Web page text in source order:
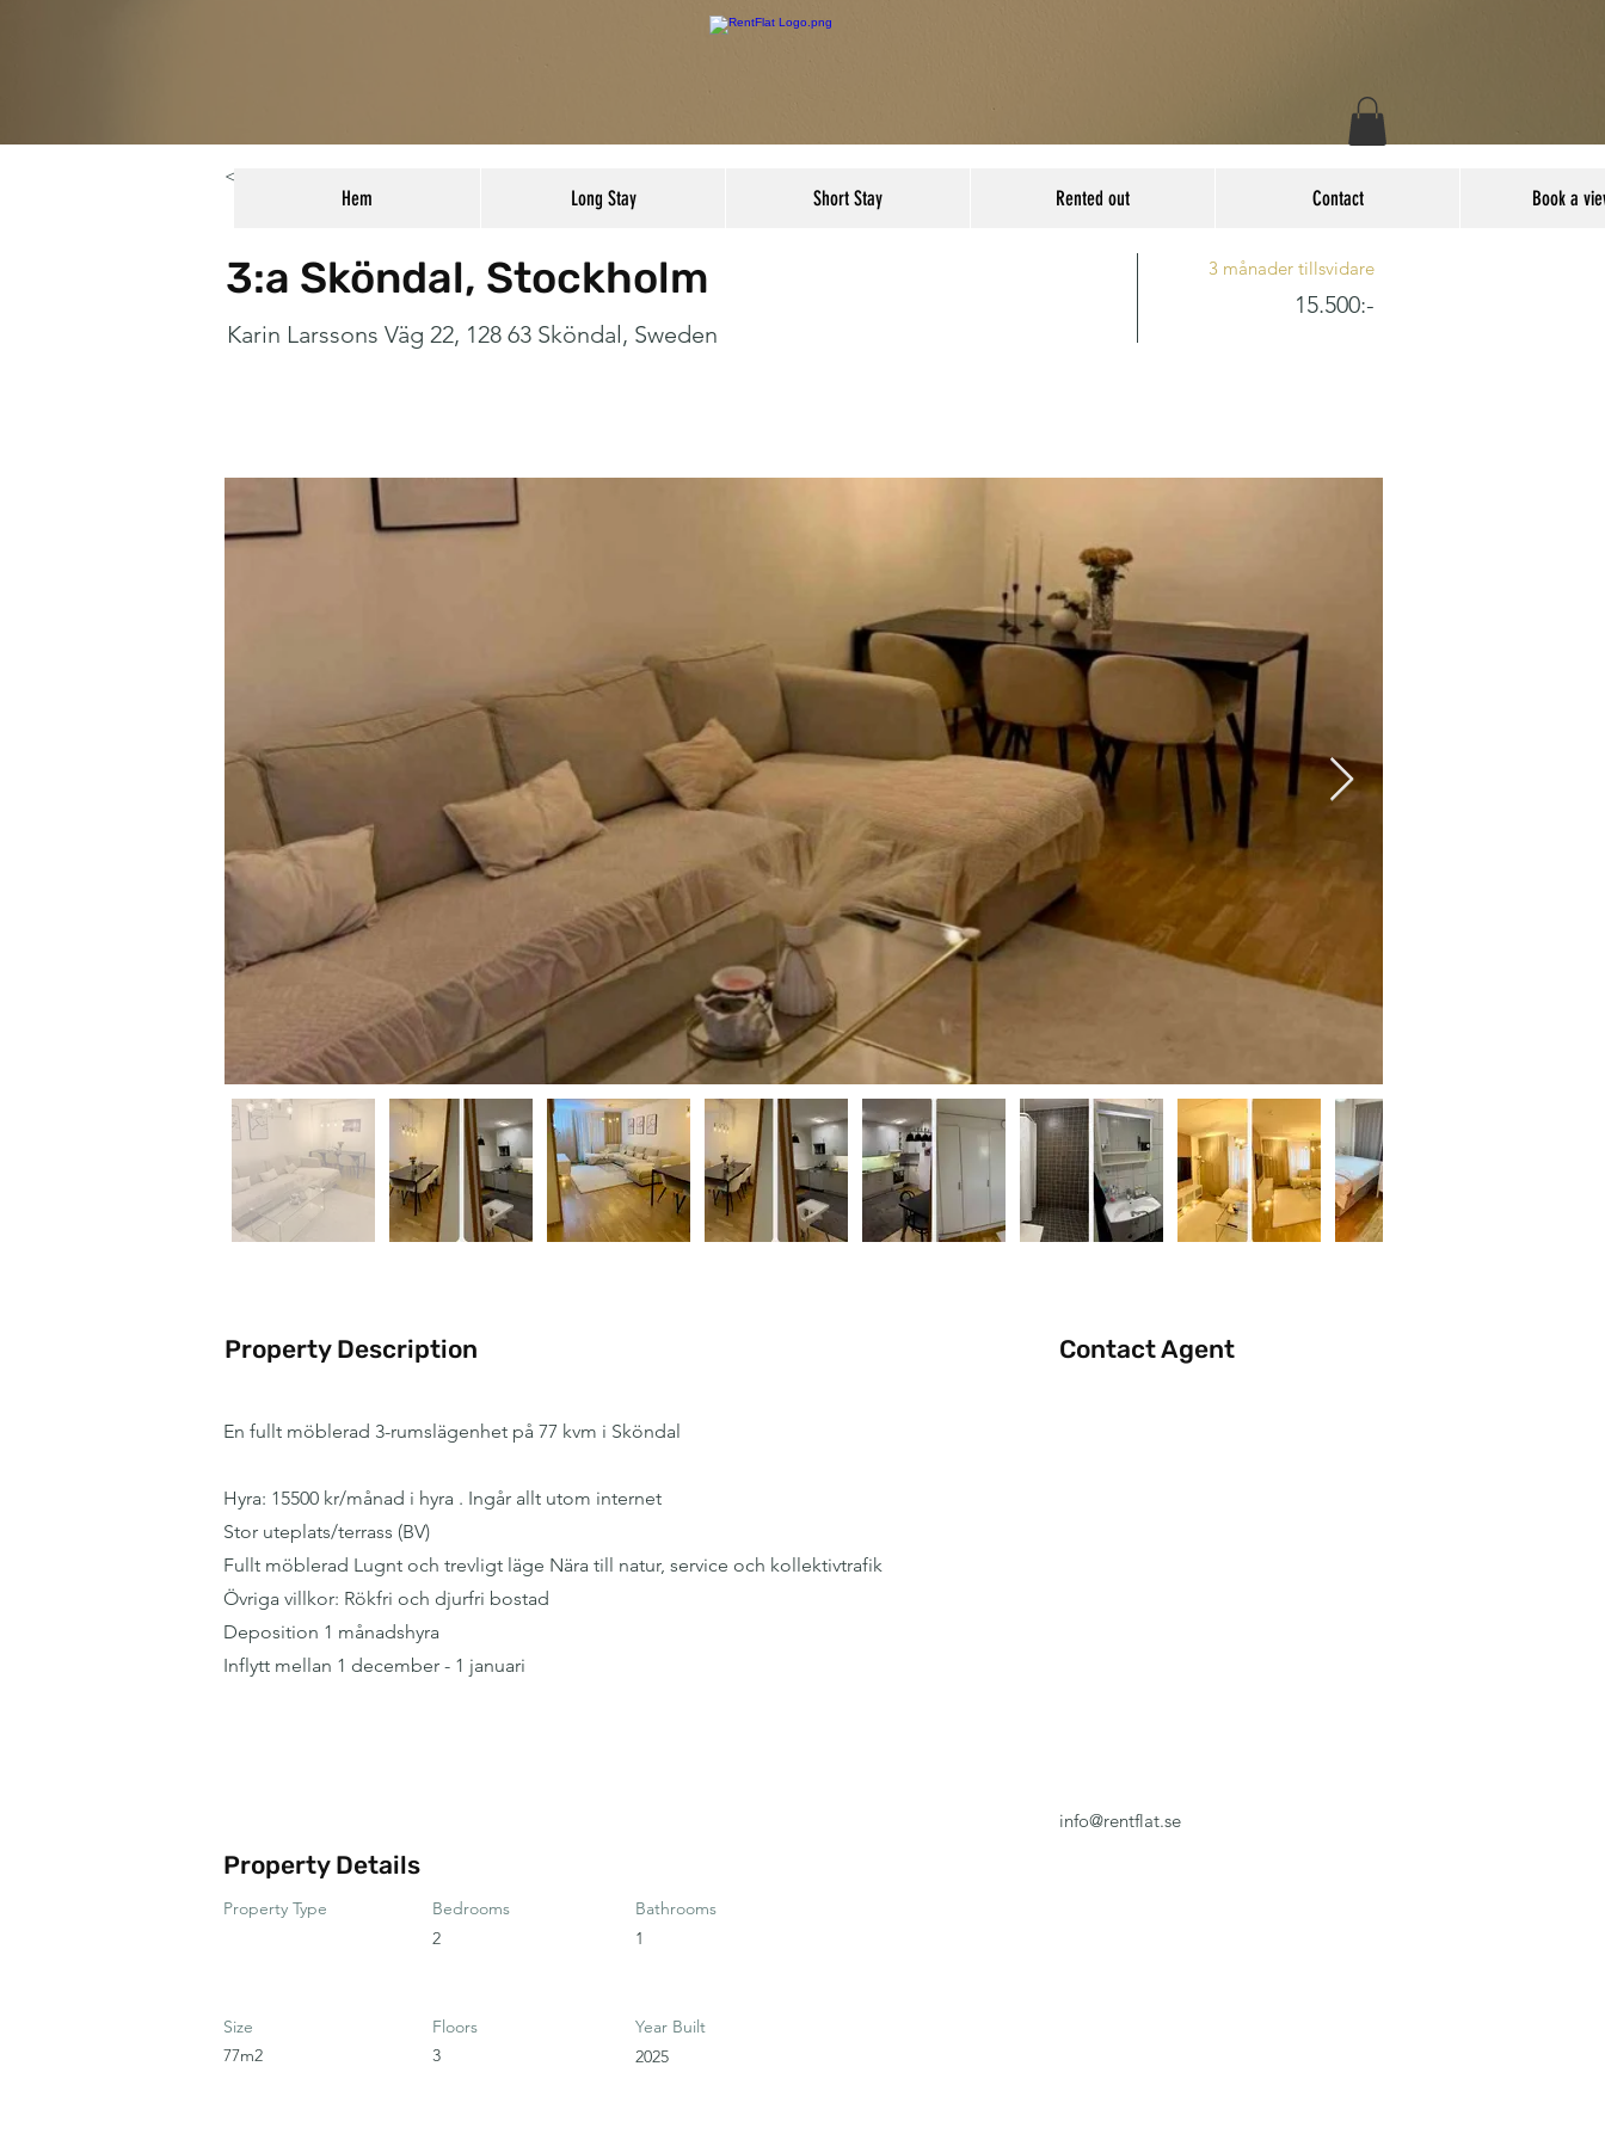
Hem Long Stay Short Stay Rented out Contact Book a
< Back
3:a Sköndal, Stockholm
Karin Larssons Väg 22, 128 63 Sköndal, Sweden
3 månader tillsvidare
15.500:-
Property Description
En fullt möblerad 3-rumslägenhet på 77 kvm i Sköndal
Hyra: 15500 kr/månad i hyra . Ingår allt utom internet
Stor uteplats/terrass (BV)
Fullt möblerad Lugnt och trevligt läge Nära till natur, service och kollektivtrafik
Övriga villkor: Rökfri och djurfri bostad
Deposition 1 månadshyra
Inflytt mellan 1 december - 1 januari
Contact Agent
info@rentflat.se
Property Details
Property Type
Bedrooms
2
Bathrooms
1
Size
77m2
Floors
3
Year Built
2025